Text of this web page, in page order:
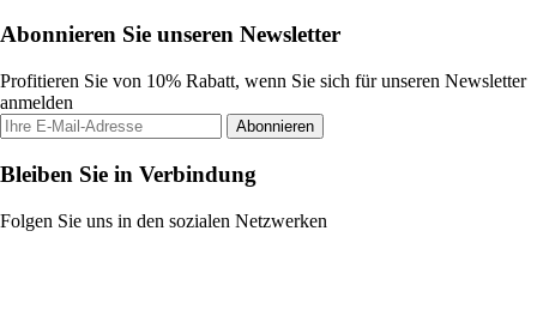
Abonnieren Sie unseren Newsletter
Profitieren Sie von 10% Rabatt, wenn Sie sich für unseren Newsletter
anmelden
Abonnieren
Bleiben Sie in Verbindung
Folgen Sie uns in den sozialen Netzwerken